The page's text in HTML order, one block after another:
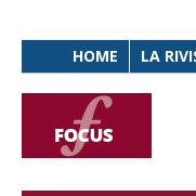
HOME LA